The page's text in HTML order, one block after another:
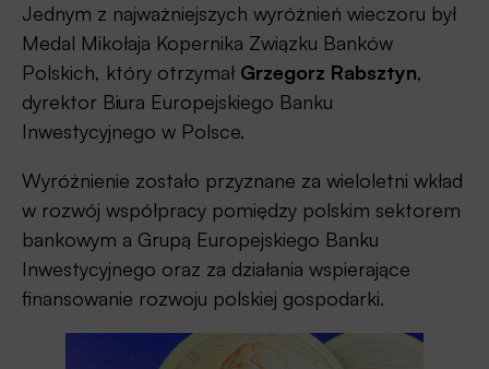
Jednym z najważniejszych wyróżnień wieczoru był
Medal Mikołaja Kopernika Związku Banków
Polskich, który otrzymał Grzegorz Rabsztyn,
dyrektor Biura Europejskiego Banku
Inwestycyjnego w Polsce.
Wyróżnienie zostało przyznane za wieloletni wkład
w rozwój współpracy pomiędzy polskim sektorem
bankowym a Grupą Europejskiego Banku
Inwestycyjnego oraz za działania wspierające
finansowanie rozwoju polskiej gospodarki.